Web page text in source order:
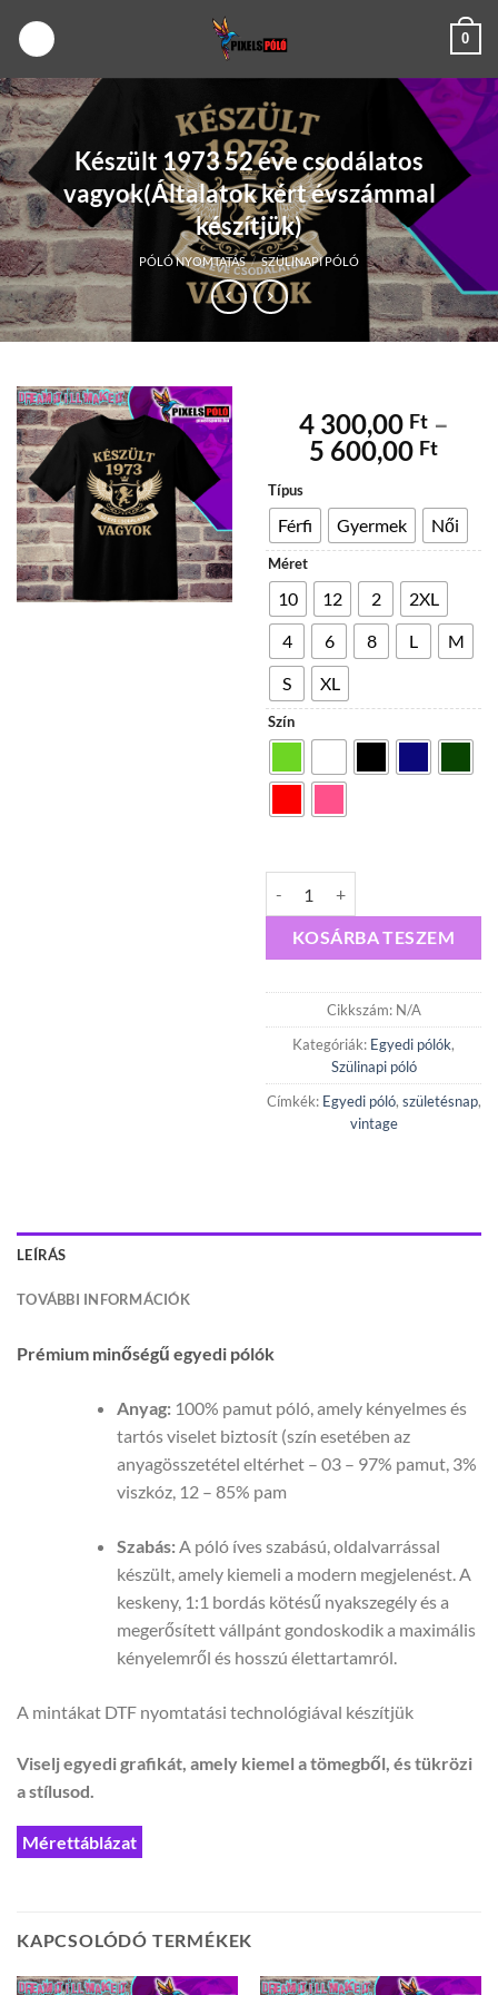
0
Készült 1973 52 éve csodálatos
vagyok(Általatok kért évszámmal
készítjük)
PÓLÓ NYOMTATÁS / SZÜLINAPI PÓLÓ
4 300,00 Ft –
5 600,00 Ft
-
5
Típus
Férfi Gyermek Női
Méret
10 12 2
2XL
4
6 8 L
M
S
XL
Szín
KOSÁRBA TESZEM
Cikkszám: N/A
Kategóriák: Egyedi pólók,
Szülinapi póló
Címkék: Egyedi póló, születésnap,
vintage
LEÍRÁS
TOVÁBBI INFORMÁCIÓK
Prémium minőségű egyedi pólók
Anyag:100% pamut póló, amely kényelmes és
tartós viselet biztosít (szín esetében az
anyagösszetétel eltérhet – 03 – 97% pamut, 3%
viszkóz, 12 – 85% pam
Szabás:A póló íves szabású, oldalvarrással
készült, amely kiemeli a modern megjelenést. A
keskeny, 1:1 bordás kötésű nyakszegély és a
megerősített vállpánt gondoskodik a maximális
kényelemről és hosszú élettartamról.
A mintákat DTF nyomtatási technológiával készítjük
Viselj egyedi grafikát, amely kiemel a tömegből, és tükrözi
a stílusod.
Mérettáblázat
KAPCSOLÓDÓ TERMÉKEK